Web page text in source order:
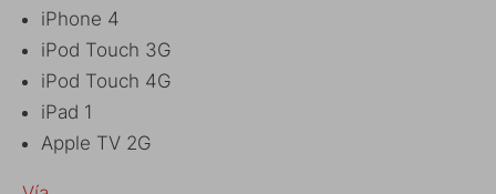
iPhone 4
iPod Touch 3G
iPod Touch 4G
iPad 1
Apple TV 2G